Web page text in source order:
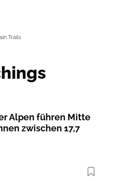
Trails
Alpen führen Mitte
zwischen 17,7